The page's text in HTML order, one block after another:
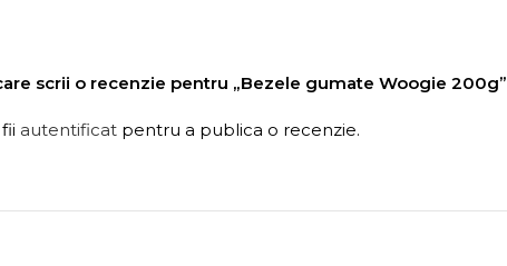
scrii o recenzie pentru „Bezele gumate Woogie 200g”
autentificat pentru a publica o recenzie.